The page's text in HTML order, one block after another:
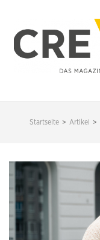
springen
(Enter
Startseite > Artikel >